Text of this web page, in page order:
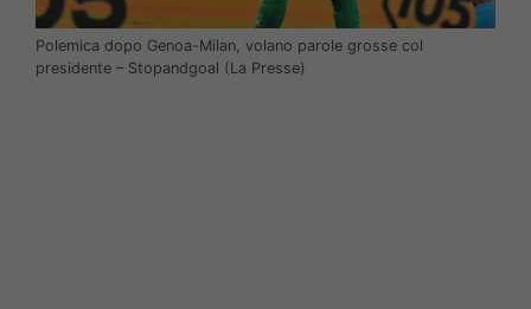
Polemica dopo Genoa-Milan, volano parole grosse col
presidente – Stopandgoal (La Presse)